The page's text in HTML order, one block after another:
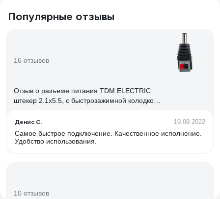
Популярные отзывы
16 отзывов
Отзыв о разъеме питания TDM ELECTRIC
штекер 2.1х5.5, с быстрозажимной колодкой
Денис С. 19.09.2022
Самое быстрое подключение. Качественное исполнение.
Удобство использования.
10 отзывов